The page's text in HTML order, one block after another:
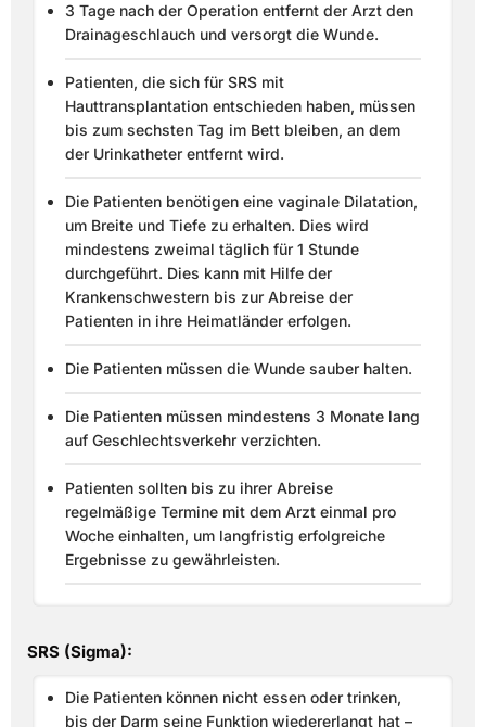
3 Tage nach der Operation entfernt der Arzt den
Drainageschlauch und versorgt die Wunde.
Patienten, die sich für SRS mit
Hauttransplantation entschieden haben, müssen
bis zum sechsten Tag im Bett bleiben, an dem
der Urinkatheter entfernt wird.
Die Patienten benötigen eine vaginale Dilatation,
um Breite und Tiefe zu erhalten. Dies wird
mindestens zweimal täglich für 1 Stunde
durchgeführt. Dies kann mit Hilfe der
Krankenschwestern bis zur Abreise der
Patienten in ihre Heimatländer erfolgen.
Die Patienten müssen die Wunde sauber halten.
Die Patienten müssen mindestens 3 Monate lang
auf Geschlechtsverkehr verzichten.
Patienten sollten bis zu ihrer Abreise
regelmäßige Termine mit dem Arzt einmal pro
Woche einhalten, um langfristig erfolgreiche
Ergebnisse zu gewährleisten.
SRS (Sigma):
Die Patienten können nicht essen oder trinken,
bis der Darm seine Funktion wiedererlangt hat –